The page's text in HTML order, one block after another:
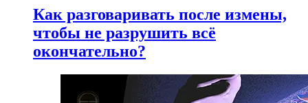
Как разговаривать после измены,
чтобы не разрушить всё
окончательно?